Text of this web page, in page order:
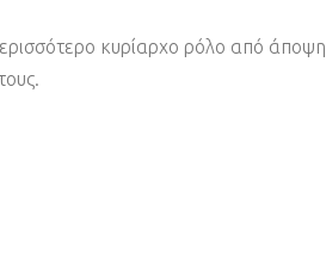
κυρίαρχο ρόλο από άποψη